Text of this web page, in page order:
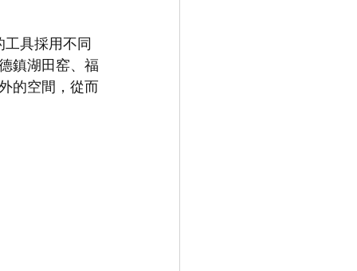
鎮湖田窑、福
的空間，從而